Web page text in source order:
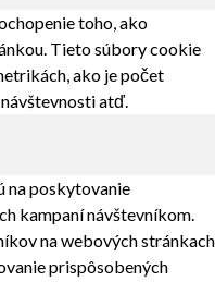
toho, ako
Tieto súbory cookie
ako je počet
atď.
na poskytovanie
kampaní návštevníkom.
na webových stránkach
prispôsobených